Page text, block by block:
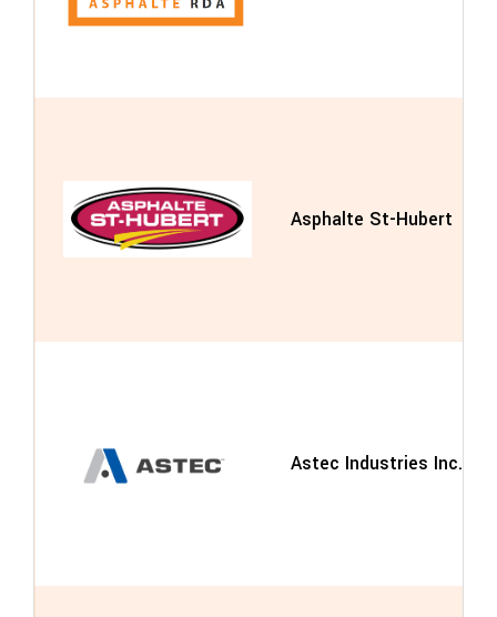
Asphalte St-Hubert
Astec Industries Inc.